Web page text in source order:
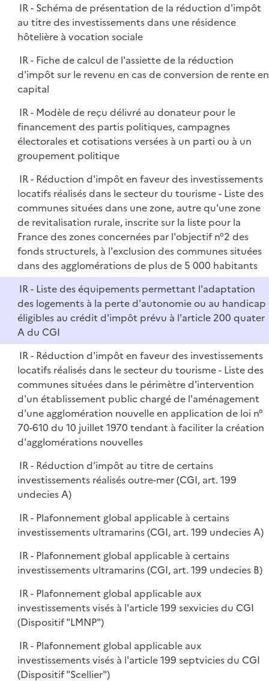
IR - Schéma de présentation de la réduction d'impôt
au titre des investissements dans une résidence
hôtelière à vocation sociale
IR - Fiche de calcul de l'assiette de la réduction
d'impôt sur le revenu en cas de conversion de rente en
capital
IR - Modèle de reçu délivré au donateur pour le
financement des partis politiques, campagnes
électorales et cotisations versées à un parti ou à un
groupement politique
IR - Réduction d'impôt en faveur des investissements
locatifs réalisés dans le secteur du tourisme - Liste des
communes situées dans une zone, autre qu'une zone
de revitalisation rurale, inscrite sur la liste pour la
France des zones concernées par l'objectif n°2 des
fonds structurels, à l'exclusion des communes situées
dans des agglomérations de plus de 5 000 habitants
IR - Liste des équipements permettant l'adaptation
des logements à la perte d'autonomie ou au handicap
éligibles au crédit d'impôt prévu à l'article 200 quater
A du CGI
IR - Réduction d'impôt en faveur des investissements
locatifs réalisés dans le secteur du tourisme - Liste des
communes situées dans le périmètre d'intervention
d'un établissement public chargé de l'aménagement
d'une agglomération nouvelle en application de loi n°
70-610 du 10 juillet 1970 tendant à faciliter la création
d'agglomérations nouvelles
IR - Réduction d’impôt au titre de certains
investissements réalisés outre-mer (CGI, art. 199
undecies A)
IR - Plafonnement global applicable à certains
investissements ultramarins (CGI, art. 199 undecies A)
IR - Plafonnement global applicable à certains
investissements ultramarins (CGI, art. 199 undecies B)
IR - Plafonnement global applicable aux
investissements visés à l'article 199 sexvicies du CGI
(Dispositif "LMNP")
IR - Plafonnement global applicable aux
investissements visés à l'article 199 septvicies du CGI
(Dispositif "Scellier")